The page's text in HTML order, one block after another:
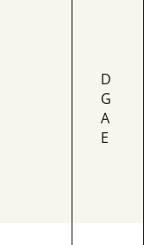
D
G
A
E